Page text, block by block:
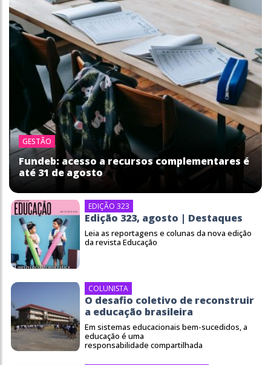
GESTÃO
Fundeb: acesso a recursos complementares é
até 31 de agosto
EDIÇÃO 323
Edição 323, agosto | Destaques
Leia as reportagens e colunas da nova edição
da revista Educação
COLUNISTA
O desafio coletivo de reconstruir
a educação brasileira
Em sistemas educacionais bem-sucedidos, a
educação é uma
responsabilidade compartilhada